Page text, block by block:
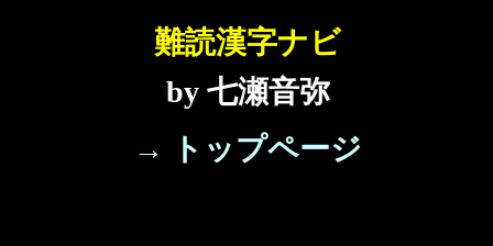
難読漢字ナビ
by 七瀬音弥
→ トップページ